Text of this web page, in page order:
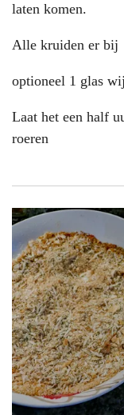
laten komen.
Alle kruiden er bij
optioneel 1 glas
Laat het een half
roeren